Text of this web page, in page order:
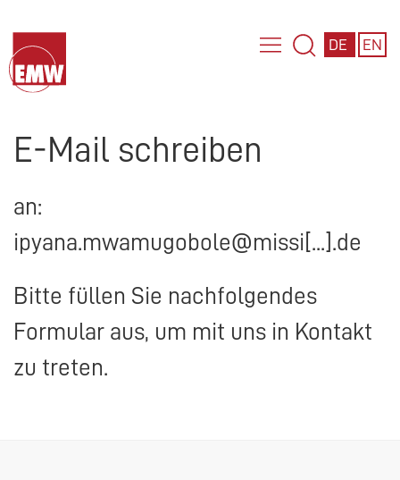
DE EN
E-Mail schreiben
an:
ipyana.mwamugobole@missi[...].de
Bitte füllen Sie nachfolgendes
Formular aus, um mit uns in Kontakt
zu treten.